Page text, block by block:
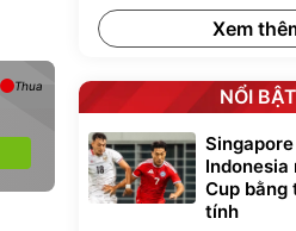
Thua
Xem
NỔI BẬT
Indonesia
Cup bằng
tính